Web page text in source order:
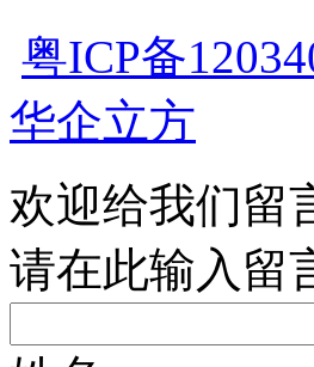
粤ICP备
华企立方
欢迎给我们留
请在此输入留